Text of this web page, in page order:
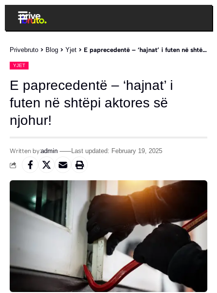
Privebruto > Blog > Yjet > E paprecedentë – ‘hajnat’ i futen në shtëpi aktores së njohur!
YJET
E paprecedentë – ‘hajnat’ i
futen në shtëpi aktores së
njohur!
Written by:admin Last updated: February 19, 2025